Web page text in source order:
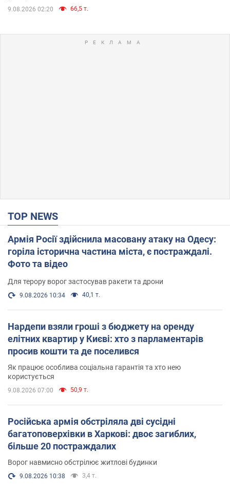
9.08.2026 02:20 66,5 т.
TOP NEWS
Армія Росії здійснила масовану атаку на Одесу:
горіла історична частина міста, є постраждалі.
Фото та відео
Для терору ворог застосував ракети та дрони
9.08.2026 10:34 40,1 т.
Нардепи взяли гроші з бюджету на оренду
елітних квартир у Києві: хто з парламентарів
просив кошти та де поселився
Як працює особлива соціальна гарантія та хто нею
користується
9.08.2026 07:00 50,9 т.
Російська армія обстріляла дві сусідні
багатоповерхівки в Харкові: двоє загиблих,
більше 20 постраждалих
Ворог навмисно обстрілює житлові будинки
9.08.2026 10:38 3,4 т.